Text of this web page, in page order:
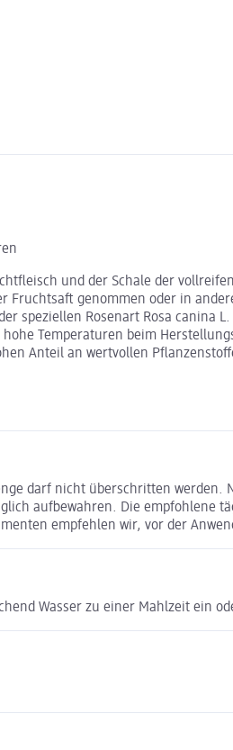
und der Schale der
Fruchtsaft genommen oder in
speziellen Rosenart Rosa
Temperaturen beim
Anteil an wertvollen
darf nicht überschritten
aufbewahren. Die empfohlene
empfehlen wir, vor der
Wasser zu einer Mahlzeit ein